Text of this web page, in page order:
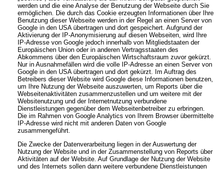
werden und die eine Analyse der Benutzung der Webseite durch Sie
ermöglichen. Die durch das Cookie erzeugten Informationen über Ihre
Benutzung dieser Webseite werden in der Regel an einen Server von
Google in den USA übertragen und dort gespeichert. Aufgrund der
Aktivierung der IP-Anonymisierung auf diesen Webseiten, wird Ihre
IP-Adresse von Google jedoch innerhalb von Mitgliedstaaten der
Europäischen Union oder in anderen Vertragsstaaten des
Abkommens über den Europäischen Wirtschaftsraum zuvor gekürzt.
Nur in Ausnahmefällen wird die volle IP-Adresse an einen Server von
Google in den USA übertragen und dort gekürzt. Im Auftrag des
Betreibers dieser Website wird Google diese Informationen benutzen,
um Ihre Nutzung der Webseite auszuwerten, um Reports über die
Webseitenaktivitäten zusammenzustellen und um weitere mit der
Websitenutzung und der Internetnutzung verbundene
Dienstleistungen gegenüber dem Webseitenbetreiber zu erbringen.
Die im Rahmen von Google Analytics von Ihrem Browser übermittelte
IP-Adresse wird nicht mit anderen Daten von Google
zusammengeführt.
Die Zwecke der Datenverarbeitung liegen in der Auswertung der
Nutzung der Website und in der Zusammenstellung von Reports über
Aktivitäten auf der Website. Auf Grundlage der Nutzung der Website
und des Internets sollen dann weitere verbundene Dienstleistungen